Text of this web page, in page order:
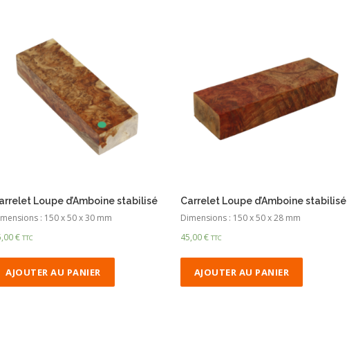
Loupe d’Amboine stabilisé
: 150 x 50 x 30 mm
€ TTC
AJOUTER AU PANIER
Carrelet Loupe d’Amboine stabilisé
Dimensions : 150 x 50 x 28 mm
45,00€ TTC
AJOUTER AU PANIER